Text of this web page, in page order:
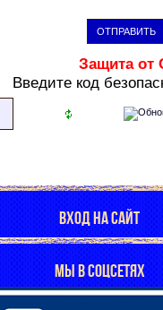
ОТПРАВИТЬ
Защита
Введите код
ВХОД НА САЙТ
МЫ В СОЦСЕТЯХ